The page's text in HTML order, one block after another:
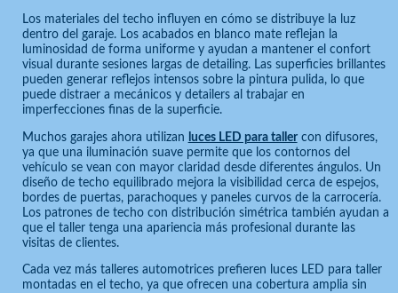
Los materiales del techo influyen en cómo se distribuye la luz
dentro del garaje. Los acabados en blanco mate reflejan la
luminosidad de forma uniforme y ayudan a mantener el confort
visual durante sesiones largas de detailing. Las superficies brillantes
pueden generar reflejos intensos sobre la pintura pulida, lo que
puede distraer a mecánicos y detailers al trabajar en
imperfecciones finas de la superficie.
Muchos garajes ahora utilizan luces LED para tallercon difusores,
ya que una iluminación suave permite que los contornos del
vehículo se vean con mayor claridad desde diferentes ángulos. Un
diseño de techo equilibrado mejora la visibilidad cerca de espejos,
bordes de puertas, parachoques y paneles curvos de la carrocería.
Los patrones de techo con distribución simétrica también ayudan a
que el taller tenga una apariencia más profesional durante las
visitas de clientes.
Cada vez más talleres automotrices prefieren luces LED para taller
montadas en el techo, ya que ofrecen una cobertura amplia sin